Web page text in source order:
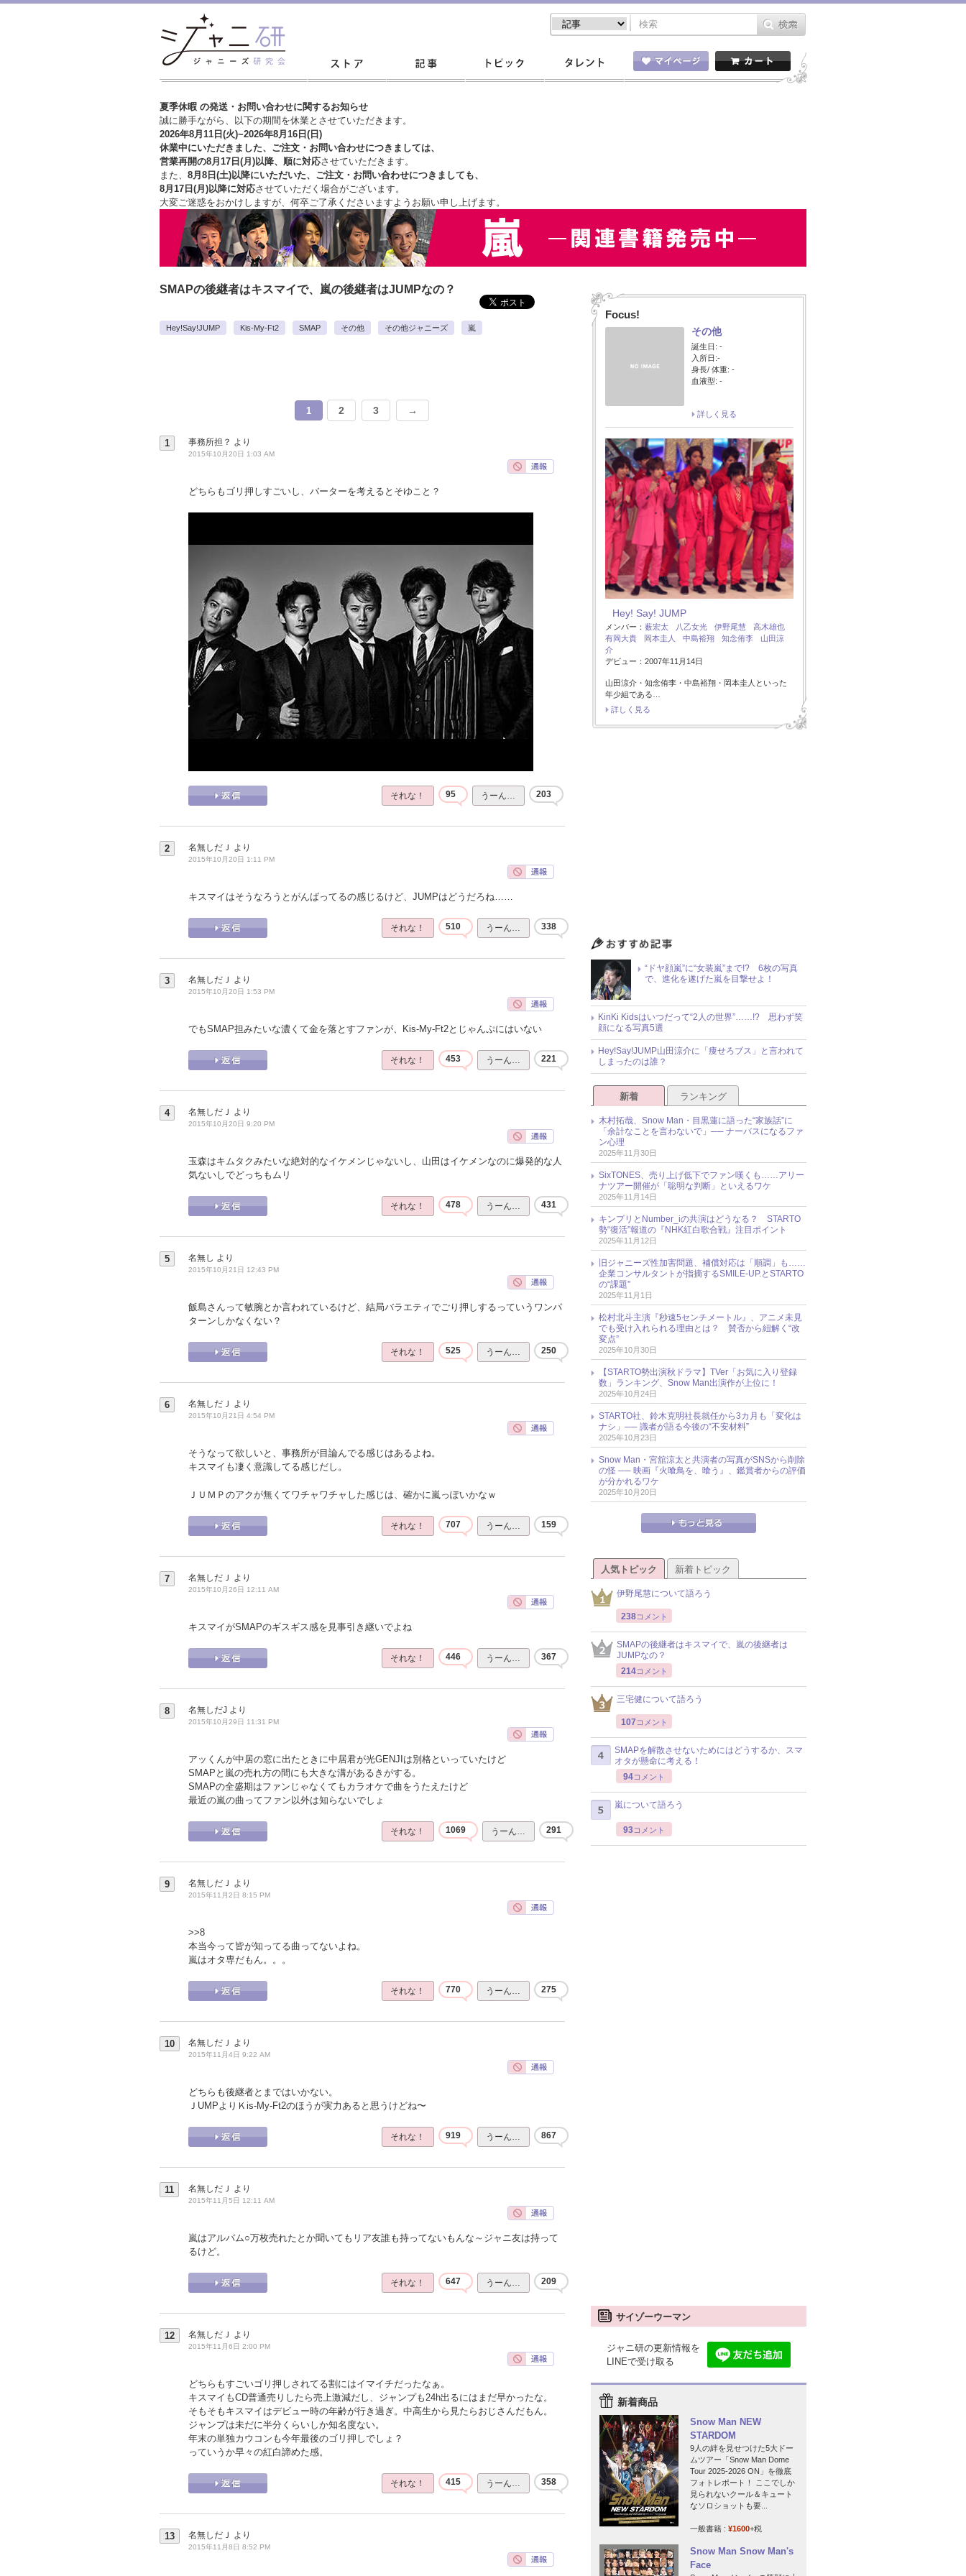
夏季休暇 の発送・お問い合わせに関するお知らせ
誠に勝手ながら、以下の期間を休業とさせていただきます。
2026年8月11日(火)~2026年8月16日(日)
休業中にいただきました、ご注文・お問い合わせにつきましては、
営業再開の8月17日(月)以降、順に対応させていただきます。
また、 8月8日(土)以降にいただいた、ご注文・ お問い合わせにつきましても、
8月17日(月)以降に対応させていただく場合がございます。
大変ご迷惑をおかけしますが、 何卒ご了承くださいますようお願い申し上げます。
SMAPの後継者はキスマイで、嵐の後継者はJUMPなの？
Hey!Say!JUMP Kis-My-Ft2 SMAP その他 その他ジャニーズ 嵐
1 2 3 →
1 事務所担？ より
2015年10月20日 1:03 AM
どちらもゴリ押しすごいし、バーターを考えるとそゆこと？
それな！ 95 うーん… 203
2 名無しだＪ より
2015年10月20日 1:11 PM
キスマイはそうなろうとがんばってるの感じるけど、JUMPはどうだろね……
それな！ 510 うーん… 338
3 名無しだＪ より
2015年10月20日 1:53 PM
でもSMAP担みたいな濃くて金を落とすファンが、Kis-My-Ft2とじゃんぷにはいない
それな！ 453 うーん… 221
4 名無しだＪ より
2015年10月20日 9:20 PM
玉森はキムタクみたいな絶対的なイケメンじゃないし、山田はイケメンなのに爆発的な人
気ないしでどっちもムリ
それな！ 478 うーん… 431
5 名無し より
2015年10月21日 12:43 PM
飯島さんって敏腕とか言われているけど、結局バラエティでごり押しするっていうワンパ
ターンしかなくない？
それな！ 525 うーん… 250
6 名無しだＪ より
2015年10月21日 4:54 PM
そうなって欲しいと、事務所が目論んでる感じはあるよね。
キスマイも凄く意識してる感じだし。
ＪＵＭＰのアクが無くてワチャワチャした感じは、確かに嵐っぽいかなｗ
それな！ 707 うーん… 159
7 名無しだＪ より
2015年10月26日 12:11 AM
キスマイがSMAPのギスギス感を見事引き継いでよね
それな！ 446 うーん… 367
8 名無しだJ より
2015年10月29日 11:31 PM
アッくんが中居の窓に出たときに中居君が光GENJIは別格といっていたけど
SMAPと嵐の売れ方の間にも大きな溝があるきがする。
SMAPの全盛期はファンじゃなくてもカラオケで曲をうたえたけど
最近の嵐の曲ってファン以外は知らないでしょ
それな！ 1069 うーん… 291
9 名無しだＪ より
2015年11月2日 8:15 PM
>>8
本当今って皆が知ってる曲ってないよね。
嵐はオタ専だもん。。。
それな！ 770 うーん… 275
10 名無しだＪ より
2015年11月4日 9:22 AM
どちらも後継者とまではいかない。
ＪUMPよりＫis-My-Ft2のほうが実力あると思うけどね〜
それな！ 919 うーん… 867
11 名無しだＪ より
2015年11月5日 12:11 AM
嵐はアルバム○万枚売れたとか聞いてもリア友誰も持ってないもんな～ジャニ友は持って
るけど。
それな！ 647 うーん… 209
12 名無しだＪ より
2015年11月6日 2:00 PM
どちらもすごいゴリ押しされてる割にはイマイチだったなぁ。
キスマイもCD普通売りしたら売上激減だし、ジャンプも24h出るにはまだ早かったな。
そもそもキスマイはデビュー時の年齢が行き過ぎ。中高生から見たらおじさんだもん。
ジャンプは未だに半分くらいしか知名度ない。
年末の単独カウコンも今年最後のゴリ押しでしょ？
っていうか早々の紅白諦めた感。
それな！ 415 うーん… 358
13 名無しだＪ より
2015年11月8日 8:52 PM
Focus!
その他
誕生日: -
入所日:-
身長/ 体重: -
血液型: -
詳しく見る
Hey! Say! JUMP
メンバー： 薮宏太 八乙女光 伊野尾慧
高木雄也
有岡大貴
岡本圭人 中島裕翔 知念侑李
山田涼
介
デビュー：2007年11月14日
山田涼介・知念侑李・中島裕翔・岡本圭人といった
年少組である…
詳しく見る
“ドヤ顔嵐”に“女装嵐”まで!? 6枚の写真
で、進化を遂げた嵐を目撃せよ！
KinKi Kidsはいつだって“2人の世界”……!? 思わず笑
顔になる写真5選
Hey!Say!JUMP山田涼介に「痩せろブス」と言われて
しまったのは誰？
新着 ランキング
木村拓哉、Snow Man・目黒蓮に語った“家族話”に
「余計なことを言わないで」── ナーバスになるファ
ン心理
2025年11月30日
SixTONES、売り上げ低下でファン嘆くも……アリー
ナツアー開催が「聡明な判断」といえるワケ
2025年11月14日
キンプリとNumber_iの共演はどうなる？ STARTO
勢“復活”報道の『NHK紅白歌合戦』注目ポイント
2025年11月12日
旧ジャニーズ性加害問題、補償対応は「順調」も……
企業コンサルタントが指摘するSMILE-UP.とSTARTO
の“課題”
2025年11月1日
松村北斗主演『秒速5センチメートル』、アニメ未見
でも受け入れられる理由とは？ 賛否から紐解く“改
変点”
2025年10月30日
【STARTO勢出演秋ドラマ】TVer「お気に入り登録
数」ランキング、Snow Man出演作が上位に！
2025年10月24日
STARTO社、鈴木克明社長就任から3カ月も「変化は
ナシ」── 識者が語る今後の“不安材料”
2025年10月23日
Snow Man・宮舘涼太と共演者の写真がSNSから削除
の怪 ── 映画『火喰鳥を、喰う』、鑑賞者からの評価
が分かれるワケ
2025年10月20日
人気トピック 新着トピック
伊野尾慧について語ろう
238コメント
SMAPの後継者はキスマイで、嵐の後継者は
JUMPなの？
214コメント
三宅健について語ろう
107 コメント
SMAPを解散させないためにはどうするか、スマ
オタが懸命に考える！
94コメント
嵐について語ろう
93コメント
サイゾーウーマン
ジャニ研の更新情報を
LINEで受け取る
新着商品
Snow Man NEW
STARDOM
9人の絆を見せつけた5大ドー
ムツアー「Snow Man Dome
Tour 2025-2026 ON」を徹底
フォトレポート！ ここでしか
見られないクール＆キュート
なソロショットも要...
一般書籍 : ¥1600+税
Snow Man Snow Man's
Face